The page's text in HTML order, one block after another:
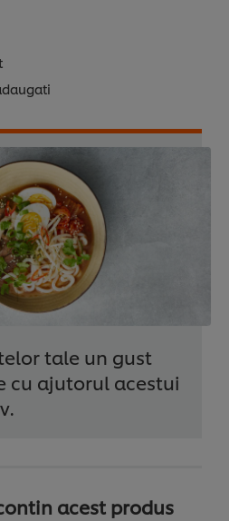
tale un gust
cu ajutorul acestui
acest produs